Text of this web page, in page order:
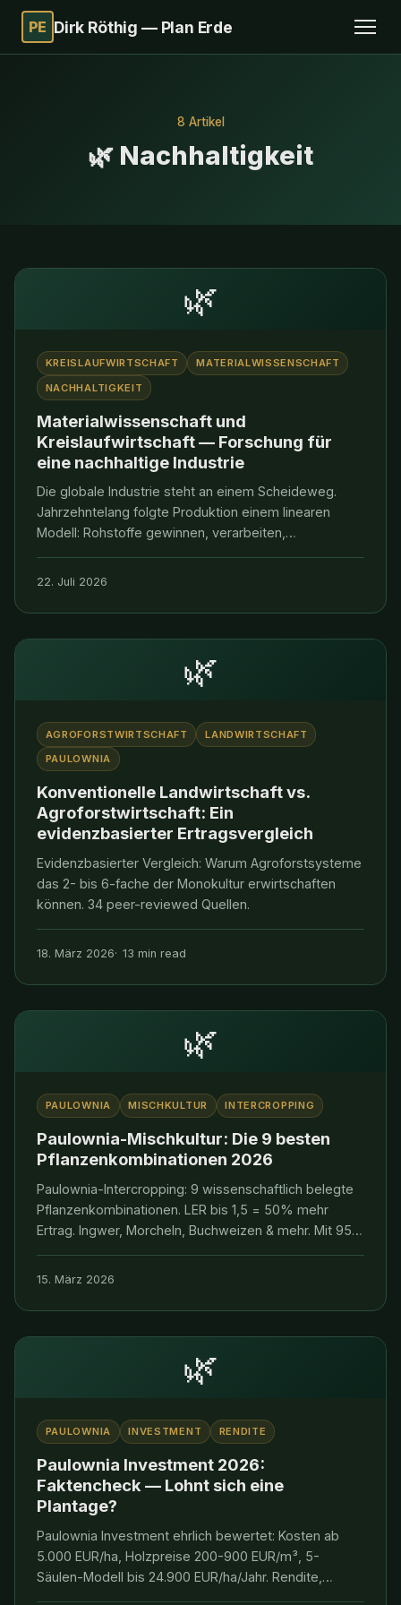
PE Dirk Röthig — Plan Erde
8 Artikel
🌿 Nachhaltigkeit
🌿
KREISLAUFWIRTSCHAFT
MATERIALWISSENSCHAFT
NACHHALTIGKEIT
Materialwissenschaft und
Kreislaufwirtschaft — Forschung für
eine nachhaltige Industrie
Die globale Industrie steht an einem Scheideweg.
Jahrzehntelang folgte Produktion einem linearen
Modell: Rohstoffe gewinnen, verarbeiten,
22. Juli 2026
🌿
AGROFORSTWIRTSCHAFT
LANDWIRTSCHAFT
PAULOWNIA
Konventionelle Landwirtschaft vs.
Agroforstwirtschaft: Ein
evidenzbasierter Ertragsvergleich
Evidenzbasierter Vergleich: Warum Agroforstsysteme
das 2- bis 6-fache der Monokultur erwirtschaften
können. 34 peer-reviewed Quellen.
18. März 2026 13 min read
🌿
PAULOWNIA MISCHKULTUR INTERCROPPING
Paulownia-Mischkultur: Die 9 besten
Pflanzenkombinationen 2026
Paulownia-Intercropping: 9 wissenschaftlich belegte
Pflanzenkombinationen. LER bis 1,5 = 50% mehr
Ertrag. Ingwer, Morcheln, Buchweizen & mehr. Mit 95
15. März 2026
🌿
PAULOWNIA INVESTMENT RENDITE
Paulownia Investment 2026:
Faktencheck — Lohnt sich eine
Plantage?
Paulownia Investment ehrlich bewertet: Kosten ab
5.000 EUR/ha, Holzpreise 200-900 EUR/m³, 5-
Säulen-Modell bis 24.900 EUR/ha/Jahr. Rendite,